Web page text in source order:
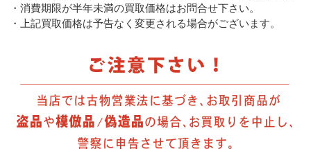
・消費期限が半年未満の買取価格はお問合せ下さい。
・上記買取価格は予告なく変更される場合がございます。